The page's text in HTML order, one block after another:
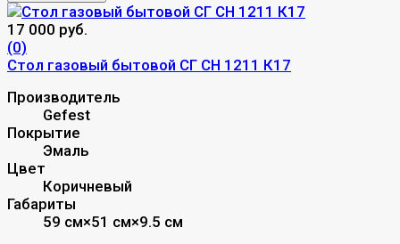
17 000 руб.
(0)
Стол газовый бытовой СГ СН 1211 К17
Производитель
Gefest
Покрытие
Эмаль
Цвет
Коричневый
Габариты
59 см×51 см×9.5 см